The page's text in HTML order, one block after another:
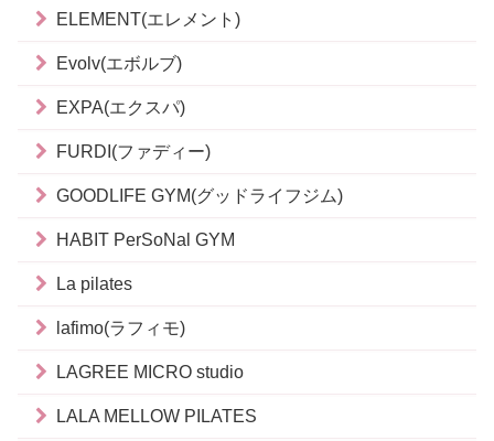
ELEMENT(エレメント)
Evolv(エボルブ)
EXPA(エクスパ)
FURDI(ファディー)
GOODLIFE GYM(グッドライフジム)
HABIT PerSoNal GYM
La pilates
lafimo(ラフィモ)
LAGREE MICRO studio
LALA MELLOW PILATES